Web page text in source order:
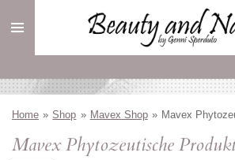
Hauptinhalt
Home » Shop » Mavex Shop » Mavex
Mavex Phytozeutische